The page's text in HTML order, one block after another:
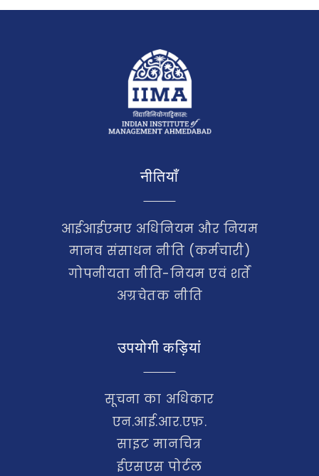
नीतियाँ
आईआईएमए अधिनियम और नियम
मानव संसाधन नीति (कर्मचारी)
गोपनीयता नीति-नियम एवं शर्तें
अग्रचेतक नीति
उपयोगी कड़ियां
सूचना का अधिकार
एन.आई.आर.एफ़.
साइट मानचित्र
ईएसएस पोर्टल